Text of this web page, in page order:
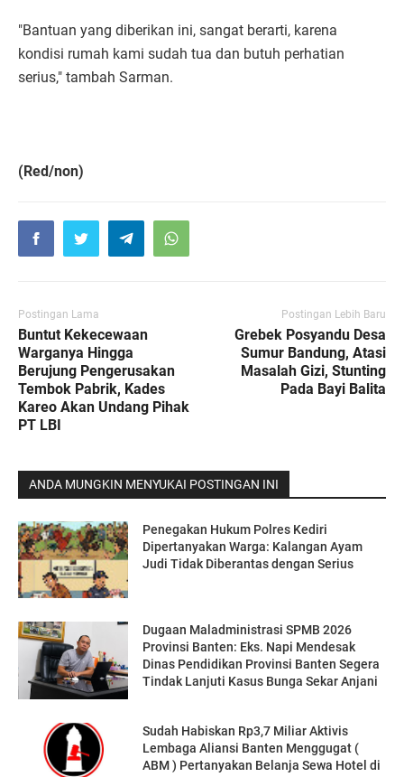
"Bantuan yang diberikan ini, sangat berarti, karena
kondisi rumah kami sudah tua dan butuh perhatian
serius," tambah Sarman.
(Red/non)
Postingan Lama
Buntut Kekecewaan
Warganya Hingga
Berujung Pengerusakan
Tembok Pabrik, Kades
Kareo Akan Undang Pihak
PT LBI
Postingan Lebih Baru
Grebek Posyandu Desa
Sumur Bandung, Atasi
Masalah Gizi, Stunting
Pada Bayi Balita
ANDA MUNGKIN MENYUKAI POSTINGAN INI
Penegakan Hukum Polres Kediri
Dipertanyakan Warga: Kalangan Ayam
Judi Tidak Diberantas dengan Serius
Dugaan Maladministrasi SPMB 2026
Provinsi Banten: Eks. Napi Mendesak
Dinas Pendidikan Provinsi Banten Segera
Tindak Lanjuti Kasus Bunga Sekar Anjani
‎Sudah Habiskan Rp3,7 Miliar ‎Aktivis
Lembaga Aliansi Banten Menggugat (
ABM ) Pertanyakan Belanja Sewa Hotel di